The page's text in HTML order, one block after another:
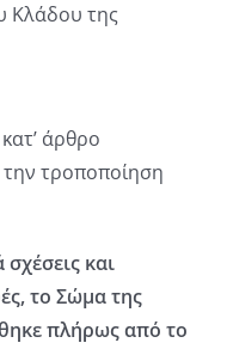
Κλάδου της
άρθρο
την τροποποίηση
και
το Σώμα της
πλήρως από το